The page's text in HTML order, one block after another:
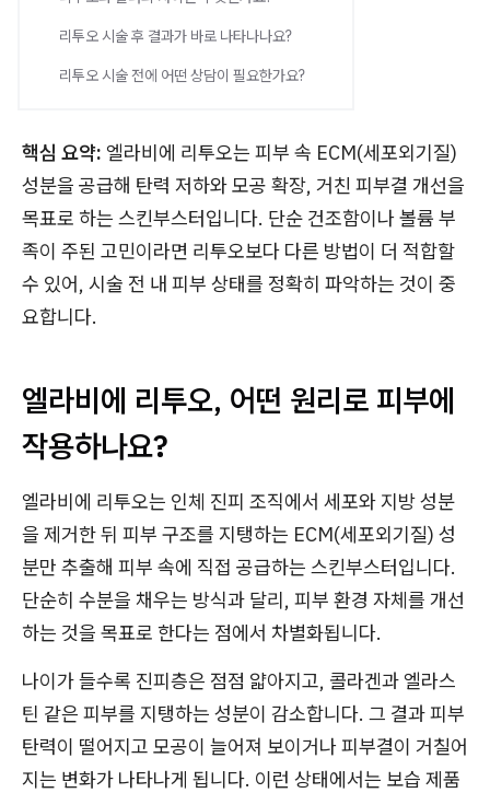
리투오 시술 후 결과가 바로 나타나나요?
리투오 시술 전에 어떤 상담이 필요한가요?
핵심 요약: 엘라비에 리투오는 피부 속 ECM(세포외기질)
성분을 공급해 탄력 저하와 모공 확장, 거친 피부결 개선을
목표로 하는 스킨부스터입니다. 단순 건조함이나 볼륨 부
족이 주된 고민이라면 리투오보다 다른 방법이 더 적합할
수 있어, 시술 전 내 피부 상태를 정확히 파악하는 것이 중
요합니다.
엘라비에 리투오, 어떤 원리로 피부에
작용하나요?
엘라비에 리투오는 인체 진피 조직에서 세포와 지방 성분
을 제거한 뒤 피부 구조를 지탱하는 ECM(세포외기질) 성
분만 추출해 피부 속에 직접 공급하는 스킨부스터입니다.
단순히 수분을 채우는 방식과 달리, 피부 환경 자체를 개선
하는 것을 목표로 한다는 점에서 차별화됩니다.
나이가 들수록 진피층은 점점 얇아지고, 콜라겐과 엘라스
틴 같은 피부를 지탱하는 성분이 감소합니다. 그 결과 피부
탄력이 떨어지고 모공이 늘어져 보이거나 피부결이 거칠어
지는 변화가 나타나게 됩니다. 이런 상태에서는 보습 제품